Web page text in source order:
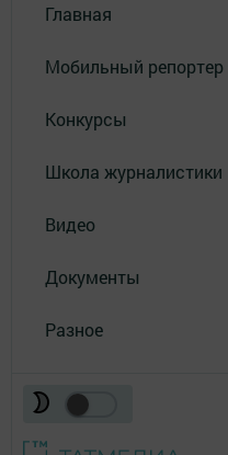
Главная
Мобильный репортер
Конкурсы
Школа журналистики
Видео
Документы
Разное